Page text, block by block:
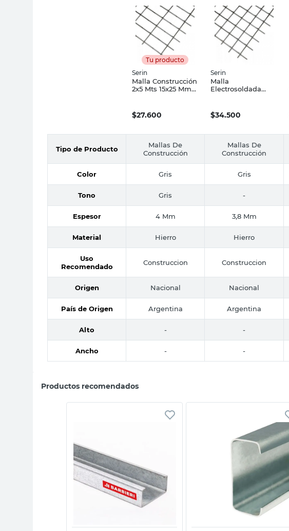
Tu producto
Serin
Malla Construcción
2x5 Mts 15x25 Mm
$27.600
Serin
Malla
Electrosoldada
$34.500
Tipo de Producto
Mallas De
Construcción
Mallas De
Construcción
Color Gris Gris
Tono Gris -
Espesor 4 Mm 3,8 Mm
Material Hierro Hierro
Uso
Recomendado
Construccion Construccion
Origen Nacional Nacional
País de Origen Argentina Argentina
Alto - -
Ancho - -
Productos recomendados
Vista rápida Vista rápida